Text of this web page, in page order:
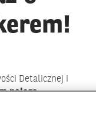
Detalicznej i
polega